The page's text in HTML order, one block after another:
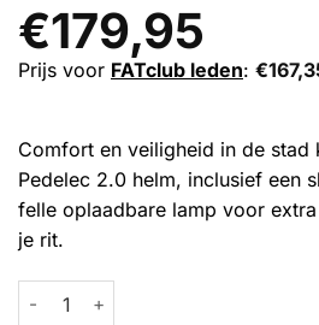
€179,95
Prijs voor FATclub leden: €
Comfort en veiligheid in de stad
Pedelec 2.0 helm, inclusief een
felle oplaadbare lamp voor
je rit.
Abus helm Pedelec 2.0 velvet black
Alternative: